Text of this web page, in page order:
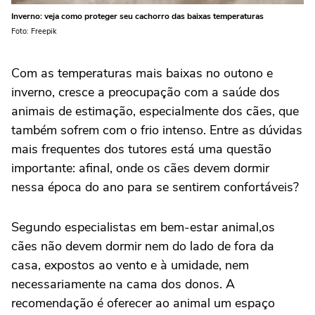
Inverno: veja como proteger seu cachorro das baixas temperaturas
Foto: Freepik
Com as temperaturas mais baixas no outono e
inverno, cresce a preocupação com a saúde dos
animais de estimação, especialmente dos cães, que
também sofrem com o frio intenso. Entre as dúvidas
mais frequentes dos tutores está uma questão
importante: afinal, onde os cães devem dormir
nessa época do ano para se sentirem confortáveis?
Segundo especialistas em bem-estar animal,os
cães não devem dormir nem do lado de fora da
casa, expostos ao vento e à umidade, nem
necessariamente na cama dos donos. A
recomendação é oferecer ao animal um espaço